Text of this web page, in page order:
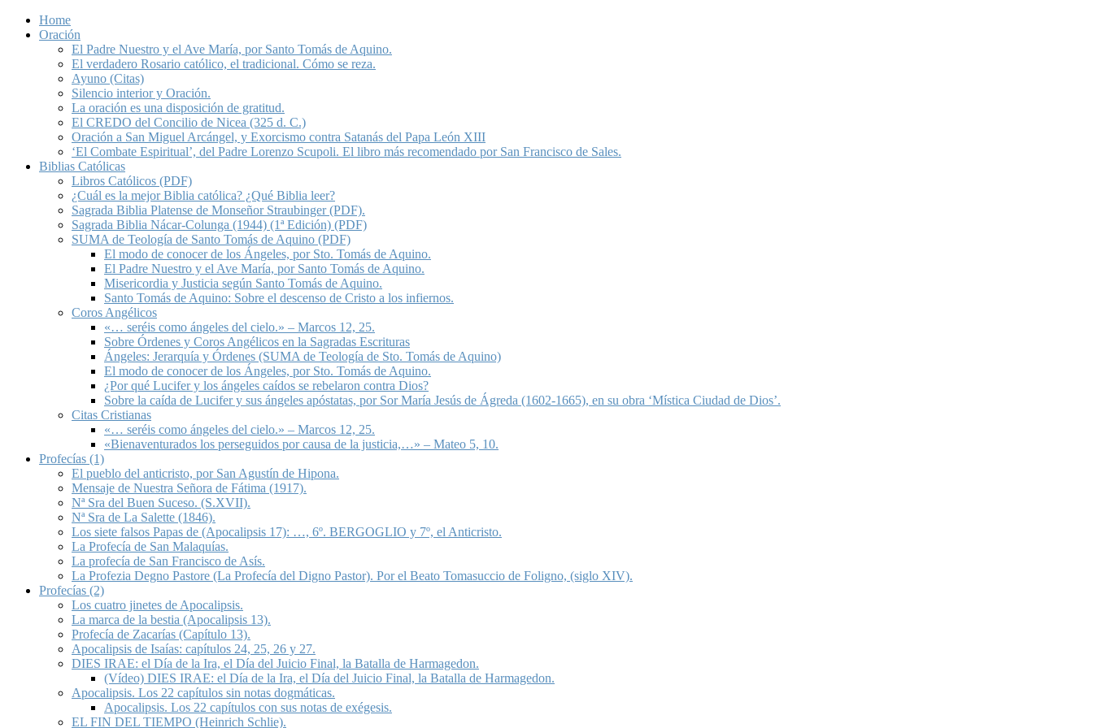
Home
Oración
El Padre Nuestro y el Ave María, por Santo Tomás de Aquino.
El verdadero Rosario católico, el tradicional. Cómo se reza.
Ayuno (Citas)
Silencio interior y Oración.
La oración es una disposición de gratitud.
El CREDO del Concilio de Nicea (325 d. C.)
Oración a San Miguel Arcángel, y Exorcismo contra Satanás del Papa León XIII
‘El Combate Espiritual’, del Padre Lorenzo Scupoli. El libro más recomendado por San Francisco de Sales.
Biblias Católicas
Libros Católicos (PDF)
¿Cuál es la mejor Biblia católica? ¿Qué Biblia leer?
Sagrada Biblia Platense de Monseñor Straubinger (PDF).
Sagrada Biblia Nácar-Colunga (1944) (1ª Edición) (PDF)
SUMA de Teología de Santo Tomás de Aquino (PDF)
El modo de conocer de los Ángeles, por Sto. Tomás de Aquino.
El Padre Nuestro y el Ave María, por Santo Tomás de Aquino.
Misericordia y Justicia según Santo Tomás de Aquino.
Santo Tomás de Aquino: Sobre el descenso de Cristo a los infiernos.
Coros Angélicos
«… seréis como ángeles del cielo.» – Marcos 12, 25.
Sobre Órdenes y Coros Angélicos en la Sagradas Escrituras
Ángeles: Jerarquía y Órdenes (SUMA de Teología de Sto. Tomás de Aquino)
El modo de conocer de los Ángeles, por Sto. Tomás de Aquino.
¿Por qué Lucifer y los ángeles caídos se rebelaron contra Dios?
Sobre la caída de Lucifer y sus ángeles apóstatas, por Sor María Jesús de Ágreda (1602-1665), en su obra ‘Mística Ciudad de Dios’.
Citas Cristianas
«… seréis como ángeles del cielo.» – Marcos 12, 25.
«Bienaventurados los perseguidos por causa de la justicia,…» – Mateo 5, 10.
Profecías (1)
El pueblo del anticristo, por San Agustín de Hipona.
Mensaje de Nuestra Señora de Fátima (1917).
Nª Sra del Buen Suceso. (S.XVII).
Nª Sra de La Salette (1846).
Los siete falsos Papas de (Apocalipsis 17): …, 6º. BERGOGLIO y 7º, el Anticristo.
La Profecía de San Malaquías.
La profecía de San Francisco de Asís.
La Profezia Degno Pastore (La Profecía del Digno Pastor). Por el Beato Tomasuccio de Foligno, (siglo XIV).
Profecías (2)
Los cuatro jinetes de Apocalipsis.
La marca de la bestia (Apocalipsis 13).
Profecía de Zacarías (Capítulo 13).
Apocalipsis de Isaías: capítulos 24, 25, 26 y 27.
DIES IRAE: el Día de la Ira, el Día del Juicio Final, la Batalla de Harmagedon.
(Vídeo) DIES IRAE: el Día de la Ira, el Día del Juicio Final, la Batalla de Harmagedon.
Apocalipsis. Los 22 capítulos sin notas dogmáticas.
Apocalipsis. Los 22 capítulos con sus notas de exégesis.
EL FIN DEL TIEMPO (Heinrich Schlie).